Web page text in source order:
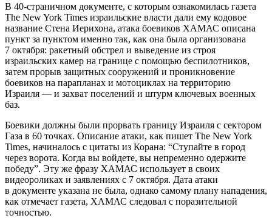
В 40-страничном документе, с которым ознакомилась газета
The New York Times израильские власти дали ему кодовое
название Стена Иерихона, атака боевиков ХАМАС описана
пункт за пунктом именно так, как она была организована
7 октября: ракетный обстрел и выведение из строя
израильских камер на границе с помощью беспилотников,
затем прорыв защитных сооружений и проникновение
боевиков на парапланах и мотоциклах на территорию
Израиля — и захват поселений и штурм ключевых военных
баз.
Боевики должны были прорвать границу Израиля с сектором
Газа в 60 точках. Описание атаки, как пишет The New York
Times, начиналось с цитаты из Корана: “Ступайте в город
через ворота. Когда вы войдете, вы непременно одержите
победу”. Эту же фразу ХАМАС использует в своих
видеороликах и заявлениях с 7 октября. Дата атаки
в документе указана не была, однако самому плану нападения,
как отмечает газета, ХАМАС следовал с поразительной
точностью.